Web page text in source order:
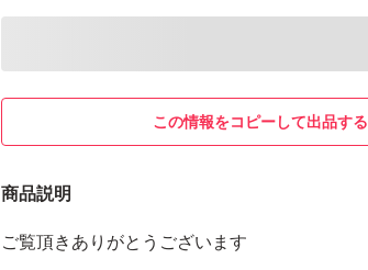
この情報をコピーして出品する
商品説明
ご覧頂きありがとうございます